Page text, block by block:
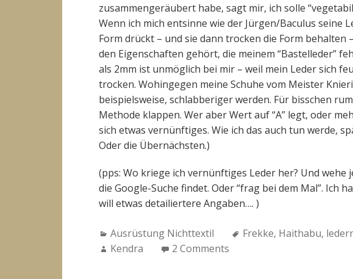
zusammengeräubert habe, sagt mir, ich solle
Wenn ich mich entsinne wie der Jürgen/Baculus seine
Form drückt – und sie dann trocken die Form behalten
den Eigenschaften gehört, die meinem “Bastelleder”
als 2mm ist unmöglich bei mir – weil mein Leder sich
trocken. Wohingegen meine Schuhe vom Meister
beispielsweise, schlabberiger werden. Für bisschen
Methode klappen. Wer aber Wert auf “A” legt, oder
sich etwas vernünftiges. Wie ich das auch tun werde,
Oder die Übernächsten.)
(pps: Wo kriege ich vernünftiges Leder her? Und wehe
die Google-Suche findet. Oder “frag bei dem Mal”. Ich
will etwas detailiertere Angaben…. )
Categories:
Ausrüstung Nichttextil Tags:
Frekke, Haithabu,
Author:
Kendra 2 Comments